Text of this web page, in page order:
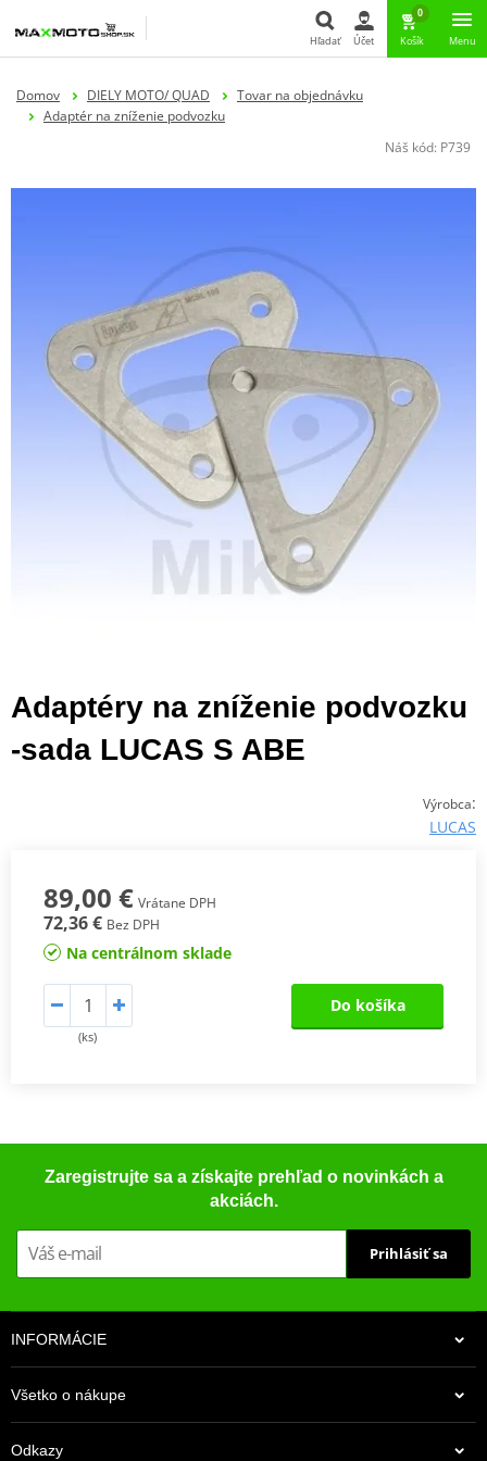
Hľadať Účet
0
Košík Menu
Domov DIELY MOTO/ QUAD
Tovar na objednávku
Adaptér na zníženie podvozku
Náš kód: P739
Adaptéry na zníženie podvozku
-sada LUCAS S ABE
Výrobca:
LUCAS
89,00 € Vrátane DPH
72,36 € Bez DPH
Na centrálnom sklade
(ks)
Do košíka
Zaregistrujte sa a získajte prehľad o novinkách a
akciách.
Prihlásiť sa
INFORMÁCIE
Všetko o nákupe
Odkazy